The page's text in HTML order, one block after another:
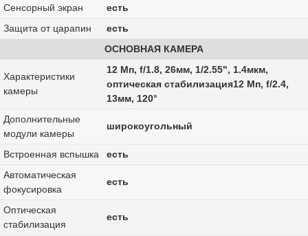
Сенсорный экран
есть
Защита от царапин
есть
ОСНОВНАЯ КАМЕРА
Характеристики
камеры
12 Мп, f/1.8, 26мм, 1/2.55", 1.4мкм,
оптическая стабилизация12 Мп, f/2.4,
13мм, 120°
Дополнительные
модули камеры
широкоугольный
Встроенная вспышка
есть
Автоматическая
фокусировка
есть
Оптическая
стабилизация
есть